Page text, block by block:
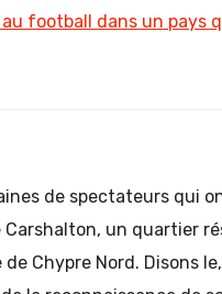
football dans un pays
de spectateurs qui
Carshalton, un quartier
de Chypre Nord. Disons